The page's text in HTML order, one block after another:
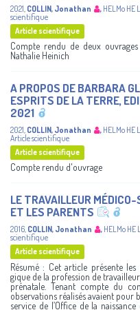
2021, COLLIN, Jonathan , HELMo HE
scientifique
Article scientifique
Compte rendu de deux
Nathalie Heinich
A PROPOS DE BARBARA
ESPRITS DE LA TERRE,
2021
2021, COLLIN, Jonathan , HELMo HE
Article scientifique
Article scientifique
Compte rendu d'ouvrage
LE TRAVAILLEUR
ET LES PARENTS
2016, COLLIN, Jonathan , HELMo HE
scientifique
Article scientifique
Résumé : Cet article présente
gique de la profession de
prénatale. Tenant compte du
observations réalisés avaient pour
service de l’Office de la